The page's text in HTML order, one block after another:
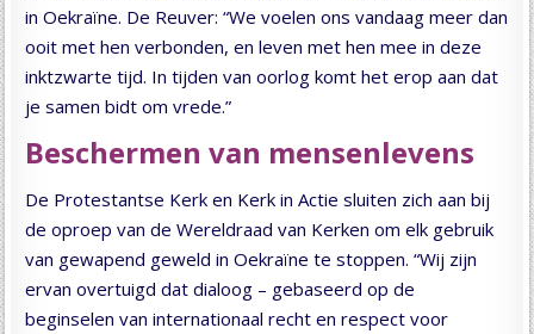
in Oekraïne. De Reuver: “We voelen ons vandaag meer dan
ooit met hen verbonden, en leven met hen mee in deze
inktzwarte tijd. In tijden van oorlog komt het erop aan dat
je samen bidt om vrede.”
Beschermen van mensenlevens
De Protestantse Kerk en Kerk in Actie sluiten zich aan bij
de oproep van de Wereldraad van Kerken om elk gebruik
van gewapend geweld in Oekraïne te stoppen. “Wij zijn
ervan overtuigd dat dialoog – gebaseerd op de
beginselen van internationaal recht en respect voor